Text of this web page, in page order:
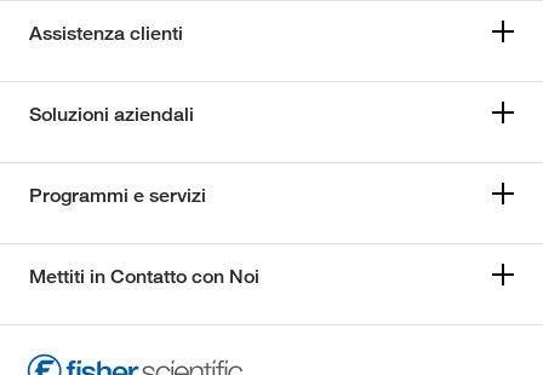
Assistenza clienti
Soluzioni aziendali
Programmi e servizi
Mettiti in Contatto con Noi